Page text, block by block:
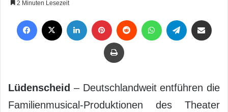
2 Minuten Lesezeit
Drucken
Lüdenscheid – Deutschlandweit entführen die
Familienmusical-Produktionen des Theater